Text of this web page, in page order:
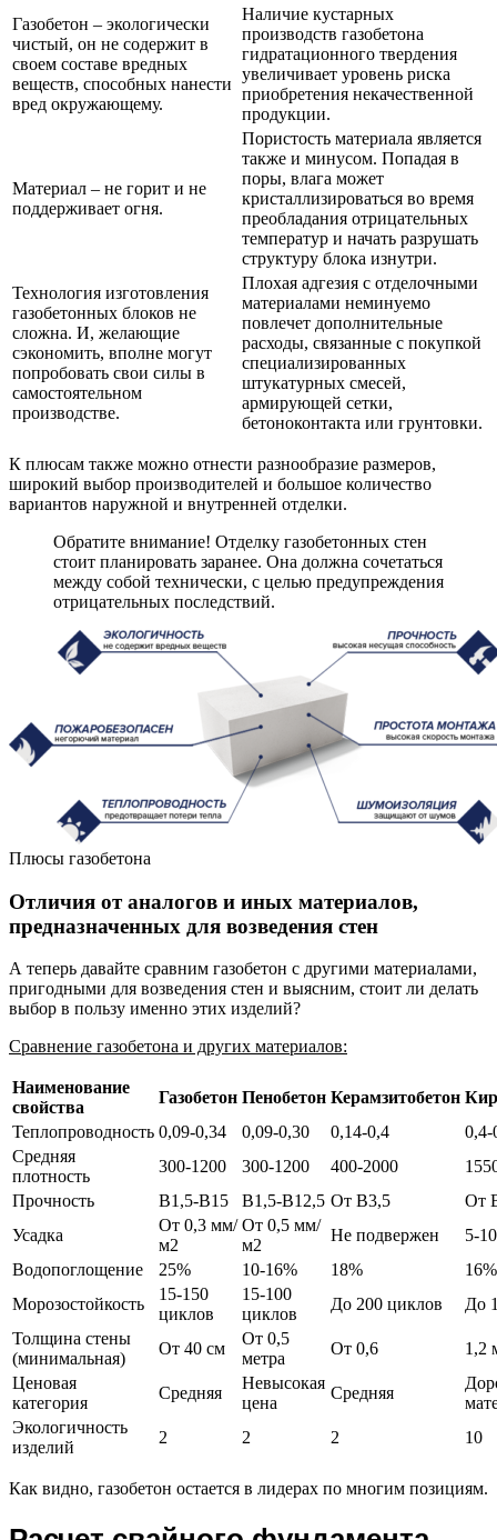
Газобетон – экологически
чистый, он не содержит в
своем составе вредных
веществ, способных нанести
вред окружающему.
Наличие кустарных
производств газобетона
гидратационного твердения
увеличивает уровень риска
приобретения некачественной
продукции.
Материал – не горит и не
поддерживает огня.
Пористость материала является
также и минусом. Попадая в
поры, влага может
кристаллизироваться во время
преобладания отрицательных
температур и начать разрушать
структуру блока изнутри.
Технология изготовления
газобетонных блоков не
сложна. И, желающие
сэкономить, вполне могут
попробовать свои силы в
самостоятельном
производстве.
Плохая адгезия с отделочными
материалами неминуемо
повлечет дополнительные
расходы, связанные с покупкой
специализированных
штукатурных смесей,
армирующей сетки,
бетоноконтакта или грунтовки.
К плюсам также можно отнести разнообразие размеров,
широкий выбор производителей и большое количество
вариантов наружной и внутренней отделки.
Обратите внимание! Отделку газобетонных стен
стоит планировать заранее. Она должна сочетаться
между собой технически, с целью предупреждения
отрицательных последствий.
Плюсы газобетона
Отличия от аналогов и иных материалов,
предназначенных для возведения стен
А теперь давайте сравним газобетон с другими материалами,
пригодными для возведения стен и выясним, стоит ли делать
выбор в пользу именно этих изделий?
Сравнение газобетона и других материалов:
Наименование
свойства
Газобетон Пенобетон Керамзитобетон
Теплопроводность 0,09-0,34 0,09-0,30 0,14-0,4
0,4-
Средняя
плотность
300-1200 300-1200 400-2000
Прочность
В1,5-В15 В1,5-В12,5 От В3,5
От
Усадка
От 0,3 мм/
м2
От 0,5 мм/
м2
Не подвержен
5-
Водопоглощение
25% 10-16% 18%
16%
Морозостойкость
15-150
циклов
15-100
циклов
До 200 циклов
До
Толщина стены
(минимальная)
От 40 см
От 0,5
метра
От 0,6
1,2
Ценовая
категория
Средняя
Невысокая
цена
Средняя
Экологичность
изделий
2 2 2 10
Как видно, газобетон остается в лидерах по многим позициям.